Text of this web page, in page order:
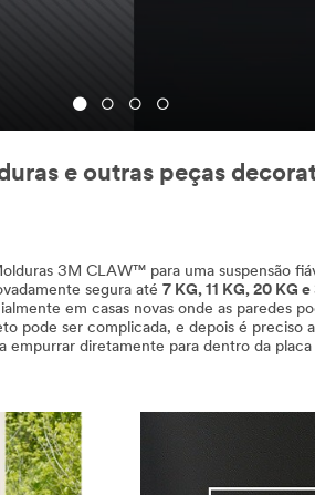
e outras peças
3M CLAW™ para uma suspensão
segura até 7 KG, 11 KG, 20 KG
em casas novas onde as paredes
pode ser complicada, e depois é
diretamente para dentro da